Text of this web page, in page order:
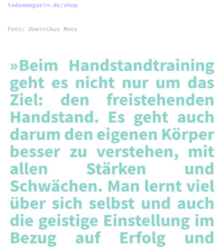
tadaamagazin.de/shop
Foto: Dominikus Moos